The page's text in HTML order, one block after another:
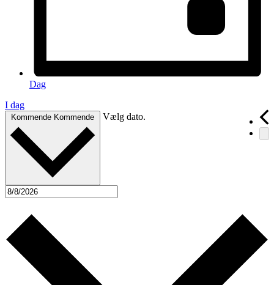
Dag
I dag
Kommende Kommende Vælg dato.